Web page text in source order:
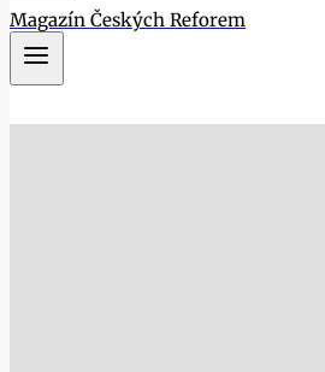
Magazín Českých Reforem